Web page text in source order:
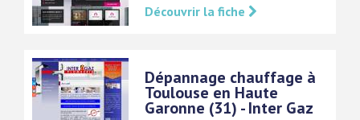
Découvrir la fiche
Dépannage chauffage à
Toulouse en Haute
Garonne (31) - Inter Gaz